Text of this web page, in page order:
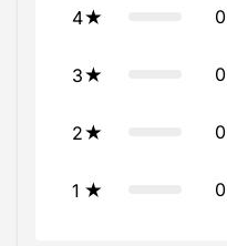
4 0
3 0
2 0
1 0